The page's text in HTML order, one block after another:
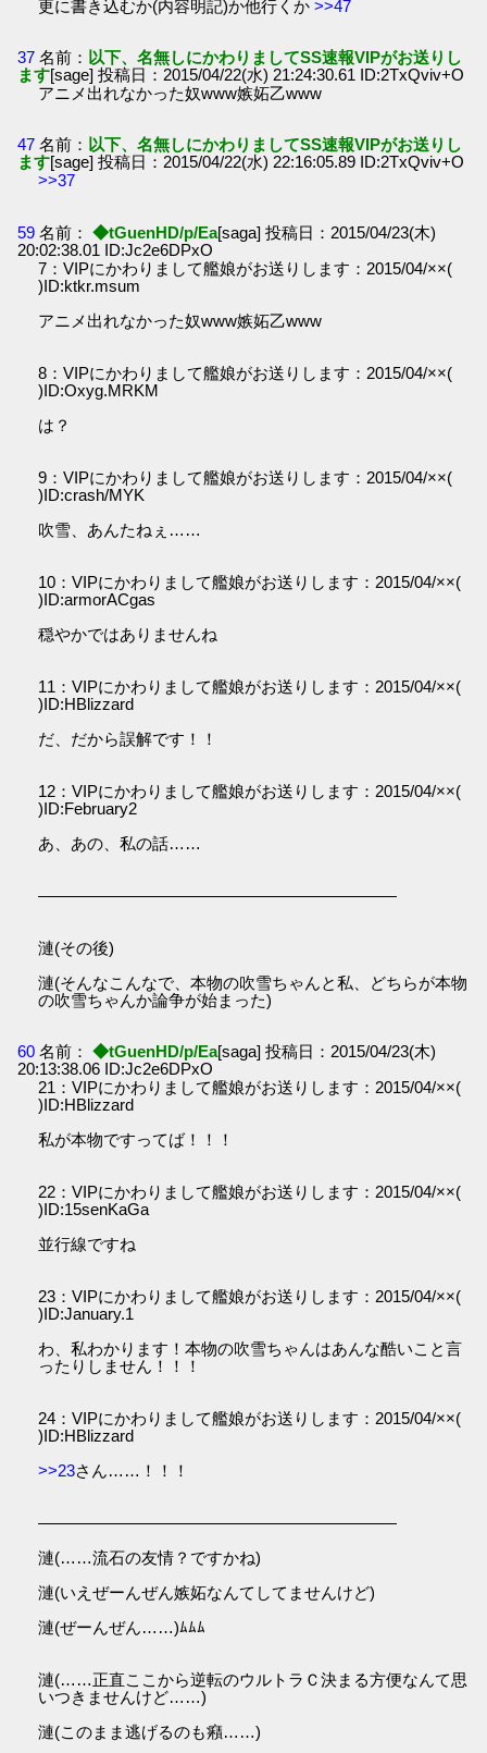
更に書き込むか(内容明記)か他行くか>>47
37 名前： 以下、名無しにかわりましてSS速報VIPがお送りし
ます[sage] 投稿日：2015/04/22(水) 21:24:30.61 ID:2TxQviv+O
アニメ出れなかった奴www嫉妬乙www
47 名前： 以下、名無しにかわりましてSS速報VIPがお送りし
ます[sage] 投稿日：2015/04/22(水) 22:16:05.89 ID:2TxQviv+O
>>37
59 名前： ◆tGuenHD/p/Ea[saga] 投稿日：2015/04/23(木)
20:02:38.01 ID:Jc2e6DPxO
7：VIPにかわりまして艦娘がお送りします：2015/04/××(
)ID:ktkr.msum
アニメ出れなかった奴www嫉妬乙www
8：VIPにかわりまして艦娘がお送りします：2015/04/××(
)ID:Oxyg.MRKM
は？
9：VIPにかわりまして艦娘がお送りします：2015/04/××(
)ID:crash/MYK
吹雪、あんたねぇ……
10：VIPにかわりまして艦娘がお送りします：2015/04/××(
)ID:armorACgas
穏やかではありませんね
11：VIPにかわりまして艦娘がお送りします：2015/04/××(
)ID:HBlizzard
だ、だから誤解です！！
12：VIPにかわりまして艦娘がお送りします：2015/04/××(
)ID:February2
あ、あの、私の話……
――――――――――――――――――――――
漣(その後)
漣(そんなこんなで、本物の吹雪ちゃんと私、どちらが本物
の吹雪ちゃんか論争が始まった)
60 名前： ◆tGuenHD/p/Ea[saga] 投稿日：2015/04/23(木)
20:13:38.06 ID:Jc2e6DPxO
21：VIPにかわりまして艦娘がお送りします：2015/04/××(
)ID:HBlizzard
私が本物ですってば！！！
22：VIPにかわりまして艦娘がお送りします：2015/04/××(
)ID:15senKaGa
並行線ですね
23：VIPにかわりまして艦娘がお送りします：2015/04/××(
)ID:January.1
わ、私わかります！本物の吹雪ちゃんはあんな酷いこと言
ったりしません！！！
24：VIPにかわりまして艦娘がお送りします：2015/04/××(
)ID:HBlizzard
>>23さん……！！！
――――――――――――――――――――――
漣(……流石の友情？ですかね)
漣(いえぜーんぜん嫉妬なんてしてませんけど)
漣(ぜーんぜん……)ﾑﾑﾑ
漣(……正直ここから逆転のウルトラＣ決まる方便なんて思
いつきませんけど……)
漣(このまま逃げるのも癪……)